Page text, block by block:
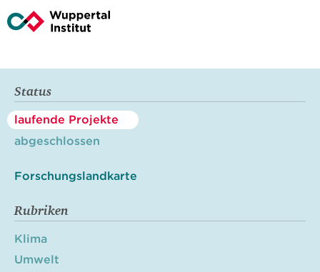
Status
laufende Projekte
abgeschlossen
Forschungslandkarte
Rubriken
Klima
Umwelt